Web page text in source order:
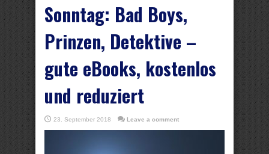
Sonntag: Bad Boys,
Prinzen, Detektive –
gute eBooks, kostenlos
und reduziert
23. September 2018 Leave a comment